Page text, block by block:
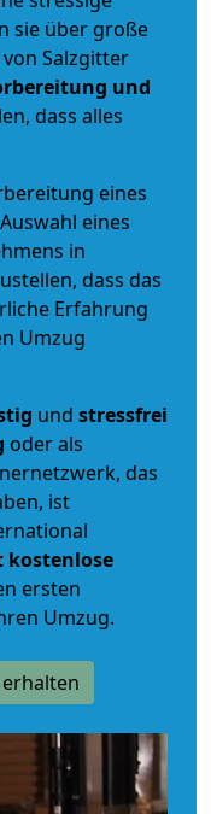
sie über große
Salzgitter
und
dass alles
eines
eines
in
dass das
Erfahrung
Umzug
und stressfrei
oder als
das
ist
kostenlose
ersten
Umzug.